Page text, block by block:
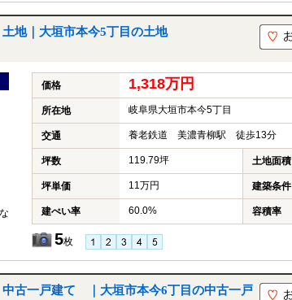
地｜大垣市本今5丁目の土地
価格 1,318万円
所在地 岐阜県大垣市本今5丁目
交通 養老鉄道 美濃青柳駅 徒歩13分
坪数 119.79坪 土地面積
坪単価 11万円 建築条件
建ぺい率 60.0% 容積率
5枚
古一戸建て ｜大垣市本今6丁目の中古一戸